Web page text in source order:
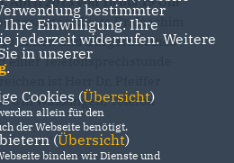
Dr. Joachim
und Bürgern seines
einer Telefonsprechstunde
ist Herr Dr. Pfeiffer
in Waiblingen, Telefon
bestimmter
Ihre Einwilligung. Ihre
jederzeit widerrufen. Weitere
in unserer
.
Cookies (Übersicht)
allein für den
der Webseite benötigt.
(Übersicht)
binden wir Dienste und